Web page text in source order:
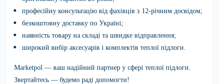
професійну консультацію від фахівців з 12-річним досвідом;
безкоштовну доставку по Україні;
наявність товару на складі та швидке відправлення;
широкий вибір аксесуарів і комплектів теплої підлоги.
Marketpol — ваш надійний партнер у сфері теплої підлоги.
Звертайтесь — будемо раді допомогти!